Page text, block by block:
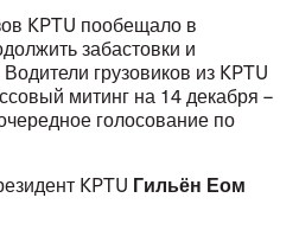
KPTU пообещало в
забастовки и
грузовиков из KPTU
митинг на 14 декабря –
голосование по
KPTU Гильён Еом